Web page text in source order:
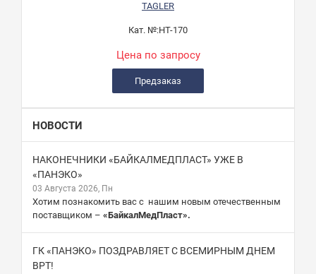
TAGLER
Кат. №:HT-170
Цена по запросу
Предзаказ
НОВОСТИ
НАКОНЕЧНИКИ «БАЙКАЛМЕДПЛАСТ» УЖЕ В
«ПАНЭКО»
03 Августа 2026, Пн
Хотим познакомить вас с нашим новым отечественным
поставщиком – «БайкалМедПласт».
ГК «ПАНЭКО» ПОЗДРАВЛЯЕТ С ВСЕМИРНЫМ ДНЕМ
ВРТ!